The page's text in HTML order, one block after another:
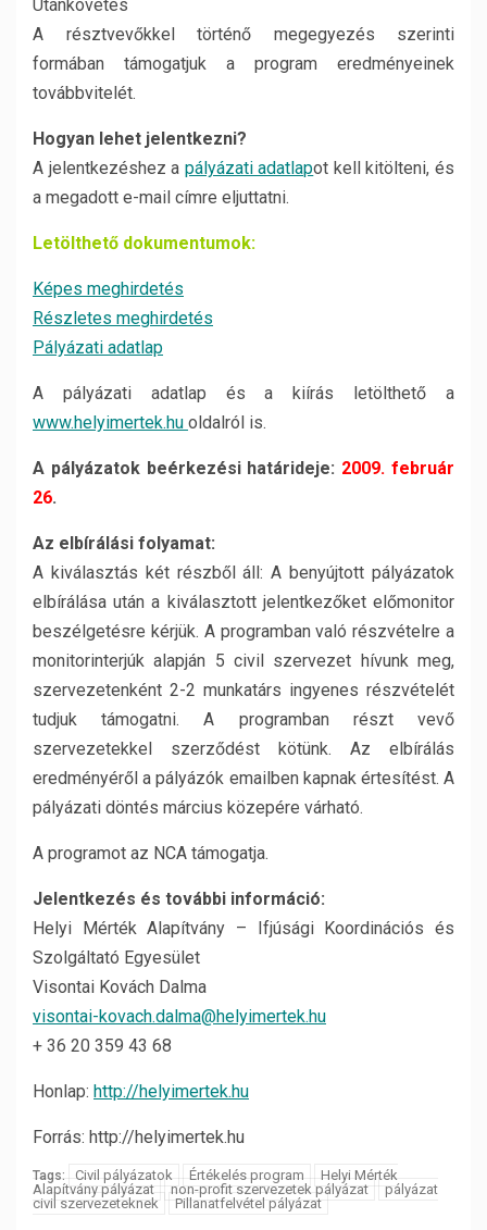
Utánkövetés
A résztvevőkkel történő megegyezés szerinti
formában támogatjuk a program eredményeinek
továbbvitelét.
Hogyan lehet jelentkezni?
A jelentkezéshez a pályázati adatlapot kell kitölteni, és
a megadott e-mail címre eljuttatni.
Letölthető dokumentumok:
Képes meghirdetés
Részletes meghirdetés
Pályázati adatlap
A pályázati adatlap és a kiírás letölthető a
www.helyimertek.hu oldalról is.
A pályázatok beérkezési határideje: 2009. február
26.
Az elbírálási folyamat:
A kiválasztás két részből áll: A benyújtott pályázatok
elbírálása után a kiválasztott jelentkezőket előmonitor
beszélgetésre kérjük. A programban való részvételre a
monitorinterjúk alapján 5 civil szervezet hívunk meg,
szervezetenként 2-2 munkatárs ingyenes részvételét
tudjuk támogatni. A programban részt vevő
szervezetekkel szerződést kötünk. Az elbírálás
eredményéről a pályázók emailben kapnak értesítést. A
pályázati döntés március közepére várható.
A programot az NCA támogatja.
Jelentkezés és további információ:
Helyi Mérték Alapítvány – Ifjúsági Koordinációs és
Szolgáltató Egyesület
Visontai Kovách Dalma
visontai-kovach.dalma@helyimertek.hu
+ 36 20 359 43 68
Honlap: http://helyimertek.hu
Forrás: http://helyimertek.hu
Tags: Civil pályázatok Értékelés program
Helyi Mérték
Alapítvány pályázat
non-profit szervezetek pályázat
pályázat
civil szervezeteknek
Pillanatfelvétel pályázat